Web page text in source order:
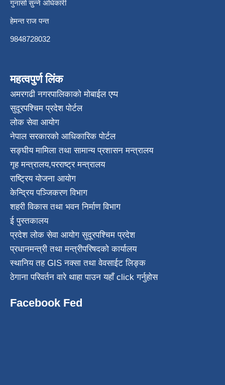
गुनासो सुन्ने अधिकारी
हेमन्त राज पन्त
9848728032
महत्वपुर्ण लिंक
अमरगढी नगरपालिकाको मोबाईल एप्प
सुदूरपश्चिम प्रदेश पोर्टल
लोक सेवा आयोग
नेपाल सरकारको आधिकारिक पोर्टल
सङ्घीय मामिला तथा सामान्य प्रशासन मन्त्रालय
गृह मन्त्रालय,परराष्ट्र मन्त्रालय
राष्ट्रिय योजना आयोग
केन्द्रिय पञ्जिकरण विभाग
शहरी विकास तथा भवन निर्माण विभाग
ई पुस्तकालय
प्रदेश लोक सेवा आयोग सुदूरपश्चिम प्रदेश
प्रधानमन्त्री तथा मन्त्रीपरिषदको कार्यालय
स्थानिय तह GIS नक्सा तथा वेवसाईट लिङ्क
ठेगाना परिवर्तन वारे थाहा पाउन यहाँ click गर्नुहोस
Facebook Fed